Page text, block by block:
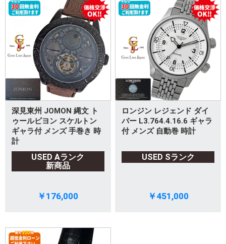
深見東州 JOMON 縄文 ト
ゥールビヨン スケルトン
ギャラ付 メンズ 手巻き 時
計
USED Aランク
新商品
￥176,000
ロンジン レジェンド ダイ
バー L3.764.4.16.6 ギャラ
付 メンズ 自動巻 時計
USED Sランク
￥451,000